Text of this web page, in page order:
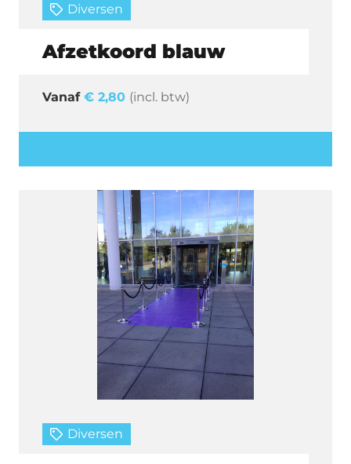
Diversen
Afzetkoord blauw
€ 2,80 (incl. btw)
Diversen